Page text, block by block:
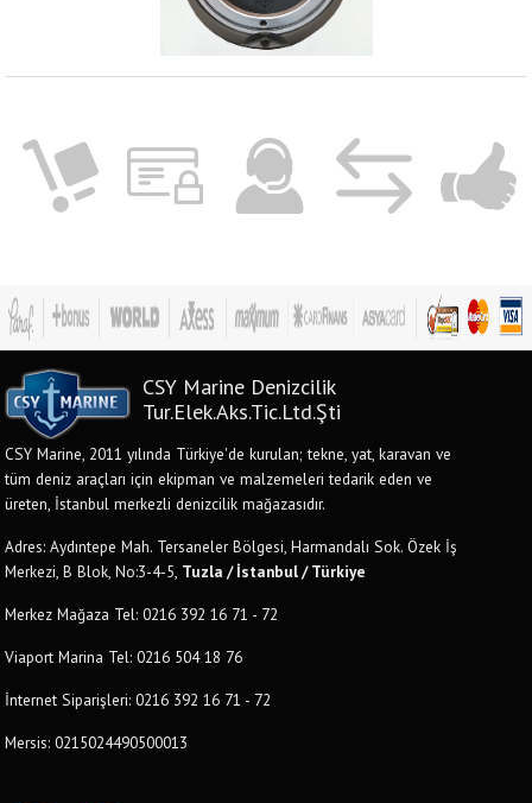
CSY Marine Denizcilik
Tur.Elek.Aks.Tic.Ltd.Şti
CSY Marine, 2011 yılında Türkiye'de kurulan; tekne, yat, karavan ve
tüm deniz araçları için ekipman ve malzemeleri tedarik eden ve
üreten, İstanbul merkezli denizcilik mağazasıdır.
Adres: Aydıntepe Mah. Tersaneler Bölgesi, Harmandalı Sok. Özek İş
Merkezi, B Blok, No:3-4-5, Tuzla / İstanbul / Türkiye
Merkez Mağaza Tel: 0216 392 16 71 - 72
Viaport Marina Tel: 0216 504 18 76
İnternet Siparişleri: 0216 392 16 71 - 72
Mersis: 0215024490500013